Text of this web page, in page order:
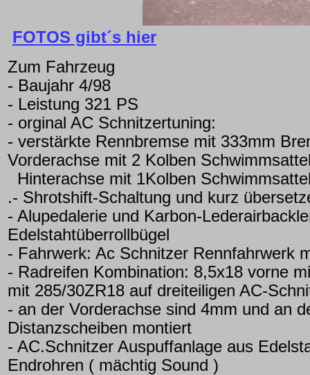
FOTOS gibt´s hier
Zum Fahrzeug
- Baujahr 4/98
- Leistung 321 PS
- orginal AC Schnitzertuning:
- verstärkte Rennbremse mit 333mm
Vorderachse mit 2 Kolben
Hinterachse mit 1Kolben
.- Shrotshift-Schaltung und kurz
- Alupedalerie und Karbon-
Edelstahtüberrollbügel
- Fahrwerk: Ac Schnitzer Rennfahrwerk
- Radreifen Kombination: 8,5x18 vorne
mit 285/30ZR18 auf dreiteiligen AC-
- an der Vorderachse sind 4mm und an
Distanzscheiben montiert
- AC.Schnitzer Auspuffanlage aus
Endrohren ( mächtig Sound )